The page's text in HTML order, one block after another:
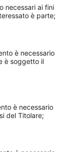
necessari ai fini
è parte;
è necessario
è soggetto il
è necessario
del Titolare;